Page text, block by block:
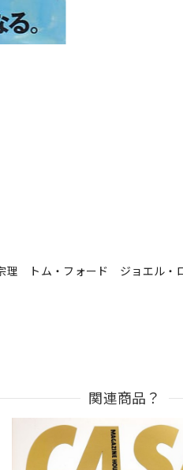
理 トム・フォード ジョエル・
関連商品？